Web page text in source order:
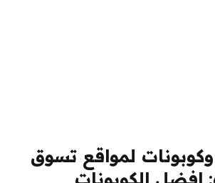
لمواقع تسوق
افضل الكوبونات